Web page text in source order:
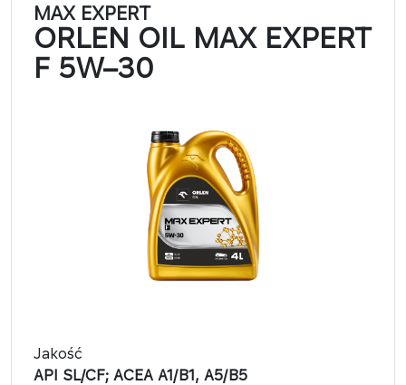
MAX EXPERT
ORLEN OIL MAX EXPERT
F 5W–30​​
Jakość
API SL/CF; ACEA A1/B1, A5/B5